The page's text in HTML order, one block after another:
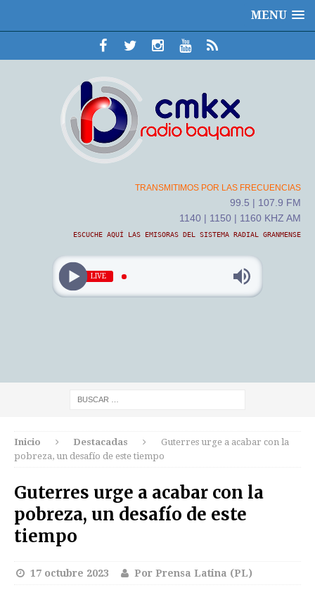
MENU
TRANSMITIMOS POR LAS FRECUENCIAS
99.5 | 107.9 FM
1140 | 1150 | 1160 KHZ AM
ESCUCHE AQUÍ LAS EMISORAS DEL SISTEMA RADIAL GRANMENSE
LIVE
Inicio Destacadas
Guterres urge a acabar con la
pobreza, un desafío de este tiempo
Guterres urge a acabar con la
pobreza, un desafío de este
tiempo
17 octubre 2023 Por Prensa Latina (PL)